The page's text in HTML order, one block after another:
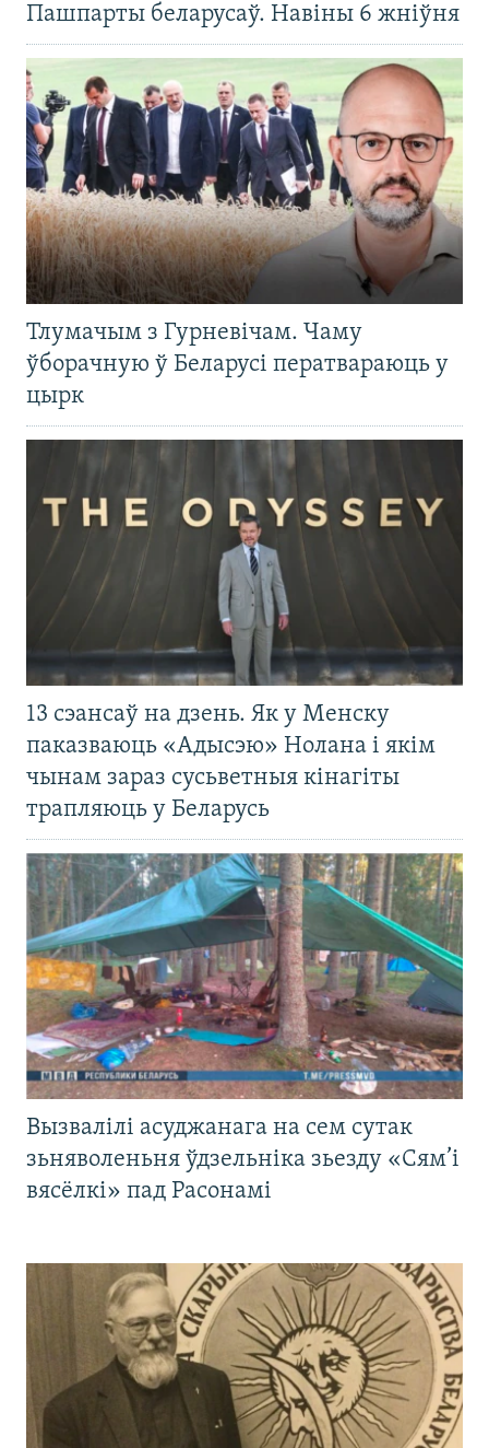
Пашпарты беларусаў. Навіны 6 жніўня
Тлумачым з Гурневічам. Чаму
ўборачную ў Беларусі ператвараюць у
цырк
13 сэансаў на дзень. Як у Менску
паказваюць «Адысэю» Нолана і якім
чынам зараз сусьветныя кінагіты
трапляюць у Беларусь
Вызвалілі асуджанага на сем сутак
зьняволеньня ўдзельніка зьезду «Сям’і
вясёлкі» пад Расонамі